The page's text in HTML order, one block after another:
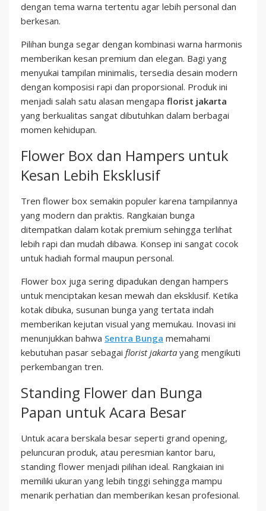
dengan tema warna tertentu agar lebih personal dan
berkesan.
Pilihan bunga segar dengan kombinasi warna harmonis
memberikan kesan premium dan elegan. Bagi yang
menyukai tampilan minimalis, tersedia desain modern
dengan komposisi rapi dan proporsional. Produk ini
menjadi salah satu alasan mengapa florist jakarta
yang berkualitas sangat dibutuhkan dalam berbagai
momen kehidupan.
Flower Box dan Hampers untuk
Kesan Lebih Eksklusif
Tren flower box semakin populer karena tampilannya
yang modern dan praktis. Rangkaian bunga
ditempatkan dalam kotak premium sehingga terlihat
lebih rapi dan mudah dibawa. Konsep ini sangat cocok
untuk hadiah formal maupun personal.
Flower box juga sering dipadukan dengan hampers
untuk menciptakan kesan mewah dan eksklusif. Ketika
kotak dibuka, susunan bunga yang tertata indah
memberikan kejutan visual yang memukau. Inovasi ini
menunjukkan bahwa Sentra Bunga memahami
kebutuhan pasar sebagai florist jakarta yang mengikuti
perkembangan tren.
Standing Flower dan Bunga
Papan untuk Acara Besar
Untuk acara berskala besar seperti grand opening,
peluncuran produk, atau peresmian kantor baru,
standing flower menjadi pilihan ideal. Rangkaian ini
memiliki ukuran yang lebih tinggi sehingga mampu
menarik perhatian dan memberikan kesan profesional.